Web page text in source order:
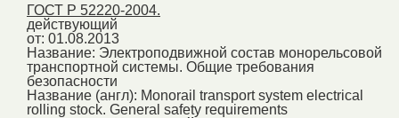
ГОСТ Р 52220-2004.
действующий
от: 01.08.2013
Название: Электроподвижной состав монорельсовой
транспортной системы. Общие требования
безопасности
Название (англ): Monorail transport system electrical
rolling stock. General safety requirements